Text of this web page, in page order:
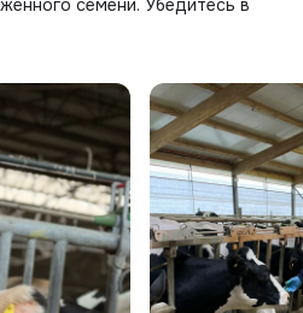
семени. Убедитесь в